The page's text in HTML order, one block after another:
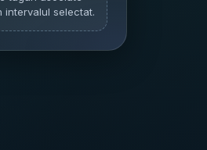
intervalul selectat.